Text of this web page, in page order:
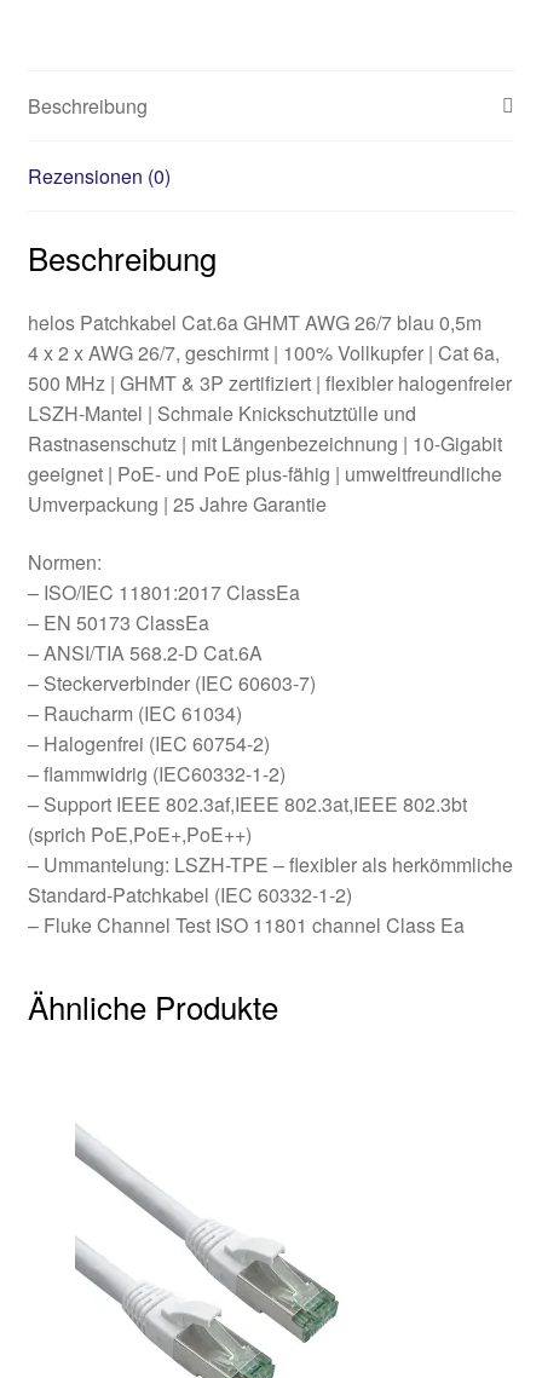
Beschreibung
Rezensionen (0)
Beschreibung
helos Patchkabel Cat.6a GHMT AWG 26/7 blau 0,5m
4 x 2 x AWG 26/7, geschirmt | 100% Vollkupfer | Cat 6a,
500 MHz | GHMT & 3P zertifiziert | flexibler halogenfreier
LSZH-Mantel | Schmale Knickschutztülle und
Rastnasenschutz | mit Längenbezeichnung | 10-Gigabit
geeignet | PoE- und PoE plus-fähig | umweltfreundliche
Umverpackung | 25 Jahre Garantie
Normen:
– ISO/IEC 11801:2017 ClassEa
– EN 50173 ClassEa
– ANSI/TIA 568.2-D Cat.6A
– Steckerverbinder (IEC 60603-7)
– Raucharm (IEC 61034)
– Halogenfrei (IEC 60754-2)
– flammwidrig (IEC60332-1-2)
– Support IEEE 802.3af,IEEE 802.3at,IEEE 802.3bt
(sprich PoE,PoE+,PoE++)
– Ummantelung: LSZH-TPE – flexibler als herkömmliche
Standard-Patchkabel (IEC 60332-1-2)
– Fluke Channel Test ISO 11801 channel Class Ea
Ähnliche Produkte